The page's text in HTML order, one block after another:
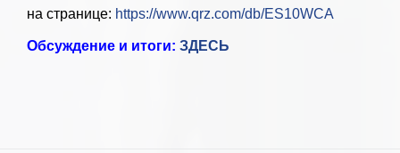
на странице: https://www.qrz.com/db/ES10WCA
Обсуждение и итоги: ЗДЕСЬ